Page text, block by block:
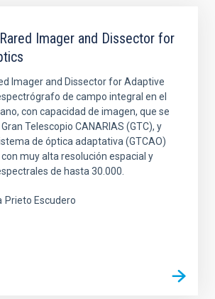
Imager and Dissector for
Imager and Dissector for Adaptive
de campo integral en el
con capacidad de imagen, que se
Telescopio CANARIAS (GTC), y
de óptica adaptativa (GTCAO)
muy alta resolución espacial y
de hasta 30.000.
Prieto Escudero